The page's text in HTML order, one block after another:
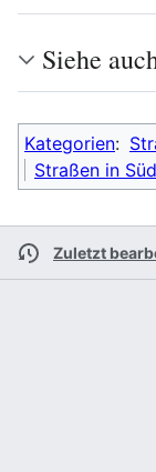
Siehe
Kategorien:
Straßen in
Zuletzt